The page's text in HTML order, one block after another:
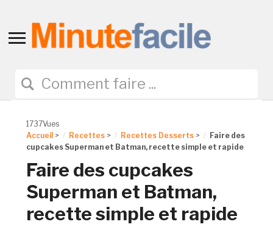
Toggle
navigation
1737Vues
Accueil > Recettes > Recettes Desserts >
Faire des
cupcakes Superman et Batman, recette simple et rapide
Faire des cupcakes
Superman et Batman,
recette simple et rapide